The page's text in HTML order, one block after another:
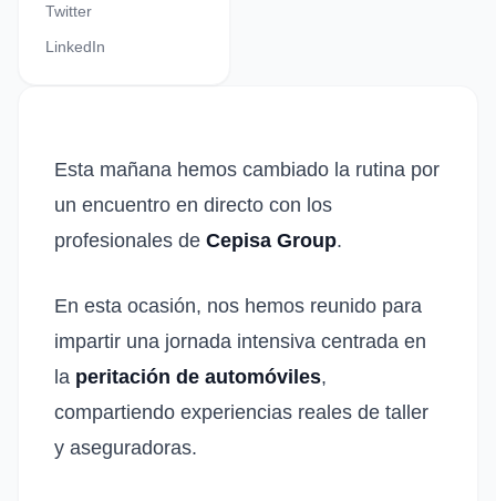
Twitter
LinkedIn
Esta mañana hemos cambiado la rutina por
un encuentro en directo con los
profesionales de Cepisa Group.
En esta ocasión, nos hemos reunido para
impartir una jornada intensiva centrada en
la peritación de automóviles,
compartiendo experiencias reales de taller
y aseguradoras.